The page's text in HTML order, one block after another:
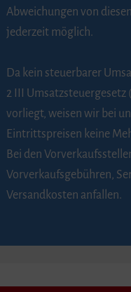
Abweichungen von
jederzeit möglich.
Da kein steuerbarer
2 III Umsatzsteuergesetz
vorliegt, weisen wir bei
Eintrittspreisen keine
Bei den
Vorverkaufsgebühren,
Versandkosten anfallen.